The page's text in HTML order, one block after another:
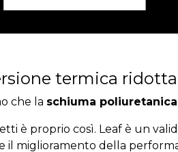
termica ridotta
che la schiuma poliuretanica
è proprio così. Leaf è un
il miglioramento della